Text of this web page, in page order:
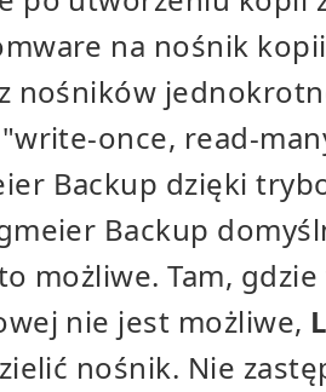
na nośnik
nośników
once, read-
Backup dzięki
Backup
możliwe. Tam,
nie jest możliwe,
nośnik. Nie